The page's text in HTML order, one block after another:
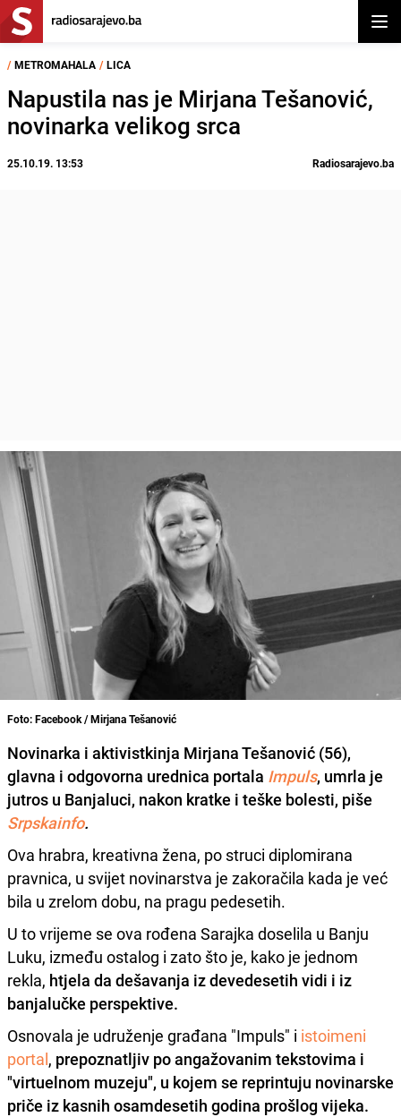
/ METROMAHALA / LICA
Napustila nas je Mirjana Tešanović,
novinarka velikog srca
25.10.19. 13:53 Radiosarajevo.ba
Foto: Facebook / Mirjana Tešanović
Novinarka i aktivistkinja Mirjana Tešanović (56),
glavna i odgovorna urednica portala Impuls, umrla je
jutros u Banjaluci, nakon kratke i teške bolesti, piše
Srpskainfo.
Ova hrabra, kreativna žena, po struci diplomirana
pravnica, u svijet novinarstva je zakoračila kada je već
bila u zrelom dobu, na pragu pedesetih.
U to vrijeme se ova rođena Sarajka doselila u Banju
Luku, između ostalog i zato što je, kako je jednom
rekla, htjela da dešavanja iz devedesetih vidi i iz
banjalučke perspektive.
Osnovala je udruženje građana "Impuls" i istoimeni
portal, prepoznatljiv po angažovanim tekstovima i
"virtuelnom muzeju", u kojem se reprintuju novinarske
priče iz kasnih osamdesetih godina prošlog vijeka.